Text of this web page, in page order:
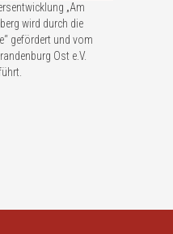
„Am
wird durch die
gefördert und vom
Ost e.V.